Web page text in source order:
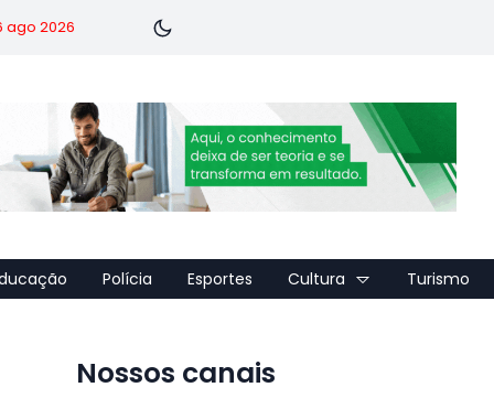
ago 2026
Polícia Esportes Cultura Turismo
Nossos canais